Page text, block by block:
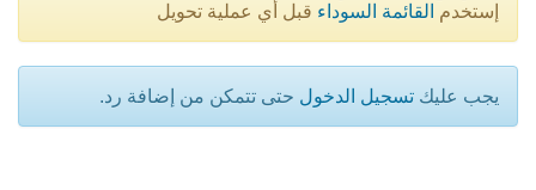
إستخدم القائمة السوداء قبل أي عملية تحويل
يجب عليك تسجيل الدخول حتى تتمكن من إضافة رد.